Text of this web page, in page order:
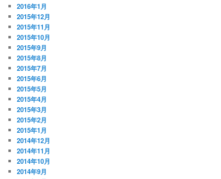
2016年1月
2015年12月
2015年11月
2015年10月
2015年9月
2015年8月
2015年7月
2015年6月
2015年5月
2015年4月
2015年3月
2015年2月
2015年1月
2014年12月
2014年11月
2014年10月
2014年9月